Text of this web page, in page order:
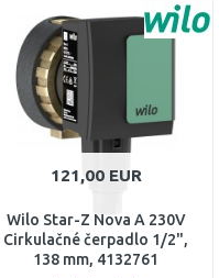
121,00 EUR
Wilo Star-Z Nova A 230V
Cirkulačné čerpadlo 1/2",
138 mm, 4132761